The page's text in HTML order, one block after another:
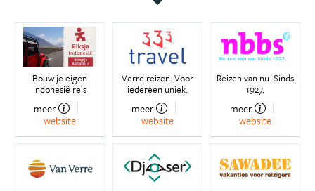
Bouw je eigen
Indonesië reis
meer
website
Verre reizen. Voor
iedereen uniek.
meer
website
Reizen van nu. Sinds
1927.
meer
website